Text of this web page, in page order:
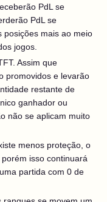
PdL se
PdL se
posições mais ao meio
jogos.
Assim que
promovidos e levarão
restante de
ganhador ou
não se aplicam muito
menos proteção, o
isso continuará
partida com 0 de